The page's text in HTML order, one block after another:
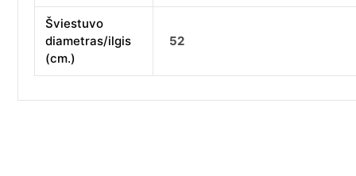
Šviestuvo
diametras/ilgis
(cm.)
52